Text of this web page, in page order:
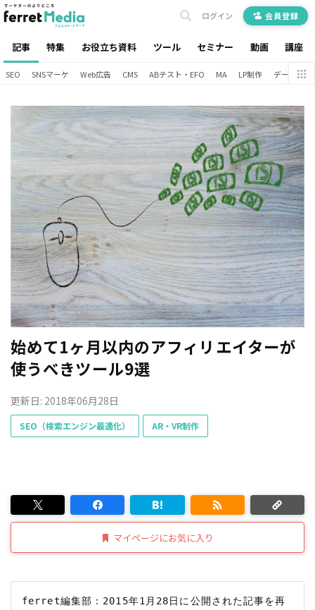
記事 特集 お役立ち資料 ツール セミナー 動画 講座
ログイン 会員登録
SEO SNSマーケ Web広告 CMS ABテスト・EFO MA LP制作 データ分析
始めて1ヶ月以内のアフィリエイターが
使うべきツール9選
更新日: 2018年06月28日
SEO（検索エンジン最適化） AR・VR制作
マイページにお気に入り
ferret編集部：2015年1月28日に公開された記事を再